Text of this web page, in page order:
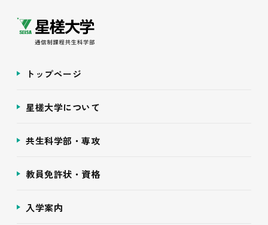
トップページ
星槎大学について
共生科学部・専攻
教員免許状・資格
入学案内